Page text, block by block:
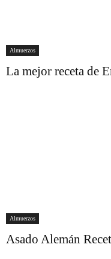
Almuerzos
La mejor receta de
Almuerzos
Asado Alemán